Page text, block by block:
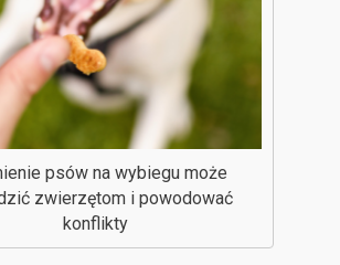
psów na wybiegu może
zwierzętom i powodować
konflikty